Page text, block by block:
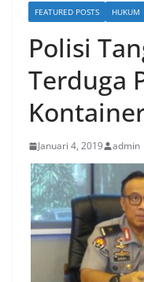
FEATURED POSTS HUKUM
Polisi
Terduga
Januari 4, 2019 admin